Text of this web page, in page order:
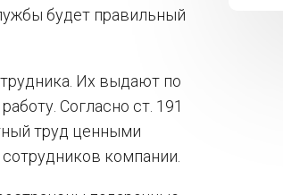
будет правильный
Их выдают по
Согласно ст. 191
труд ценными
компании.